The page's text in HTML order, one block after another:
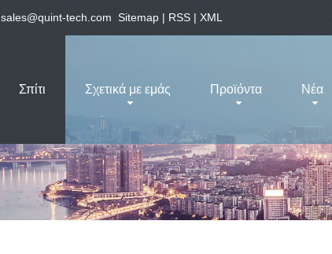
sales@quint-tech.com Sitemap | RSS | XML
Σπίτι Σχετικά με εμάς Προϊόντα Νέα